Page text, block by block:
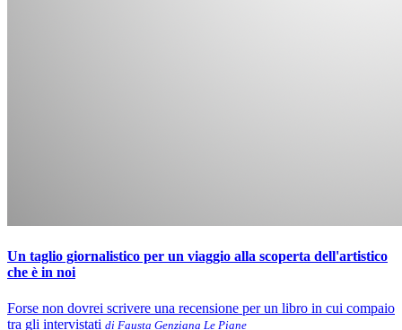
Un taglio giornalistico per un viaggio alla scoperta dell'artistico
che è in noi
Forse non dovrei scrivere una recensione per un libro in cui compaio
tra gli intervistati di Fausta Genziana Le Piane